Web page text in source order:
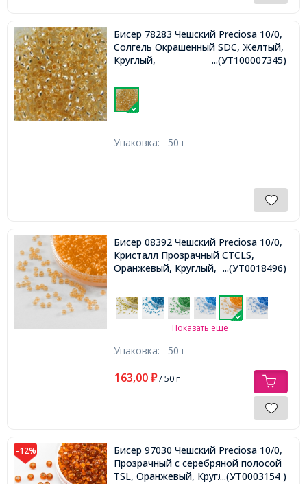
Бисер 78283 Чешский Preciosa 10/0,
Солгель Окрашенный SDC, Желтый,
Круглый,
...(УТ100007345)
Упаковка: 50 г
Бисер 08392 Чешский Preciosa 10/0,
Кристалл Прозрачный CTCLS,
Оранжевый, Круглый, ...(УТ0018496)
Показать еще
Упаковка: 50 г
163,00 ₽/ 50 г
-12%
Бисер 97030 Чешский Preciosa 10/0,
Прозрачный с серебряной полосой
TSL, Оранжевый, Круглый,
...(УТ0003154 )